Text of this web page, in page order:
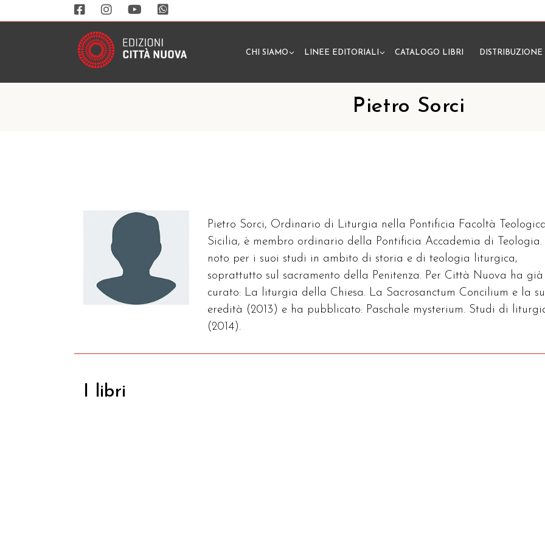
CHI SIAMO LINEE EDITORIALI CATALOGO LIBRI DISTRIBUZIONE
Pietro Sorci
Pietro Sorci, Ordinario di Liturgia nella Pontificia Facoltà
Sicilia, è membro ordinario della Pontificia Accademia di Teologia.
noto per i suoi studi in ambito di storia e di teologia liturgica,
soprattutto sul sacramento della Penitenza. Per Città Nuova ha già
curato: La liturgia della Chiesa. La Sacrosanctum Concilium e la
eredità (2013) e ha pubblicato: Paschale mysterium. Studi di
(2014).
I libri